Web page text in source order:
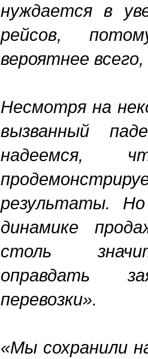
нуждается в
рейсов,
вероятнее
Несмотря на
вызванный
надеемся,
результаты.
динамике
столь
оправдать
перевозки».
«Мы сохранили